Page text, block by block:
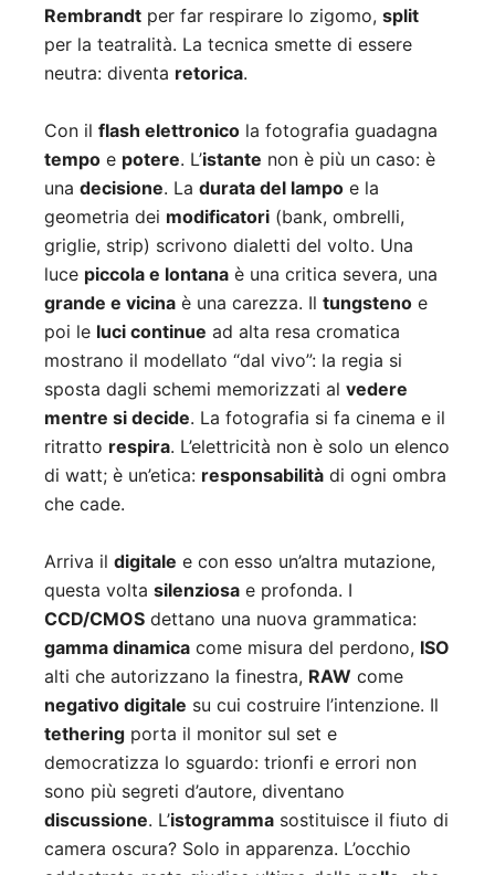
Rembrandt per far respirare lo zigomo, split
per la teatralità. La tecnica smette di essere
neutra: diventa retorica.
Con il flash elettronico la fotografia guadagna
tempo e potere. L’istante non è più un caso: è
una decisione. La durata del lampo e la
geometria dei modificatori (bank, ombrelli,
griglie, strip) scrivono dialetti del volto. Una
luce piccola e lontana è una critica severa, una
grande e vicina è una carezza. Il tungsteno e
poi le luci continue ad alta resa cromatica
mostrano il modellato “dal vivo”: la regia si
sposta dagli schemi memorizzati al vedere
mentre si decide. La fotografia si fa cinema e il
ritratto respira. L’elettricità non è solo un elenco
di watt; è un’etica: responsabilità di ogni ombra
che cade.
Arriva il digitale e con esso un’altra mutazione,
questa volta silenziosa e profonda. I
CCD/CMOS dettano una nuova grammatica:
gamma dinamica come misura del perdono, ISO
alti che autorizzano la finestra, RAW come
negativo digitale su cui costruire l’intenzione. Il
tethering porta il monitor sul set e
democratizza lo sguardo: trionfi e errori non
sono più segreti d’autore, diventano
discussione. L’istogramma sostituisce il fiuto di
camera oscura? Solo in apparenza. L’occhio